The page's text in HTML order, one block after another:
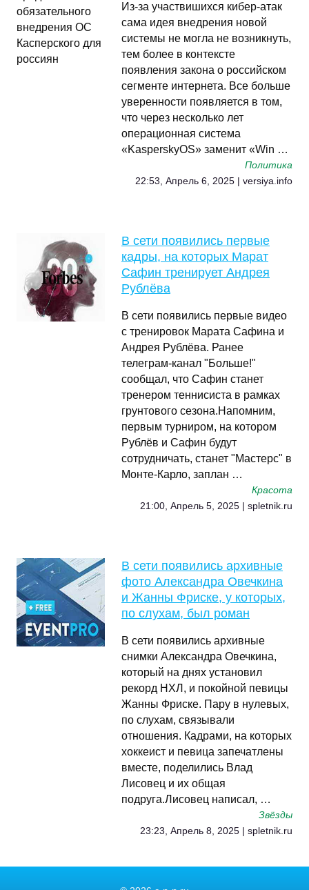
Из-за участвишихся кибер-атак
сама идея внедрения новой
системы не могла не возникнуть,
тем более в контексте
появления закона о российском
сегменте интернета. Все больше
уверенности появляется в том,
что через несколько лет
операционная система
«KasperskyOS» заменит «Win …
Политика
22:53, Апрель 6, 2025 | versiya.info
В сети появились первые
кадры, на которых Марат
Сафин тренирует Андрея
Рублёва
В сети появились первые видео
с тренировок Марата Сафина и
Андрея Рублёва. Ранее
телеграм-канал "Больше!"
сообщал, что Сафин станет
тренером теннисиста в рамках
грунтового сезона.Напомним,
первым турниром, на котором
Рублёв и Сафин будут
сотрудничать, станет "Мастерс" в
Монте-Карло, заплан …
Красота
21:00, Апрель 5, 2025 | spletnik.ru
В сети появились архивные
фото Александра Овечкина
и Жанны Фриске, у которых,
по слухам, был роман
В сети появились архивные
снимки Александра Овечкина,
который на днях установил
рекорд НХЛ, и покойной певицы
Жанны Фриске. Пару в нулевых,
по слухам, связывали
отношения. Кадрами, на которых
хоккеист и певица запечатлены
вместе, поделились Влад
Лисовец и их общая
подруга.Лисовец написал, …
Звёзды
23:23, Апрель 8, 2025 | spletnik.ru